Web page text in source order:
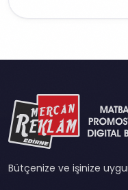
Bütçenize ve işinize